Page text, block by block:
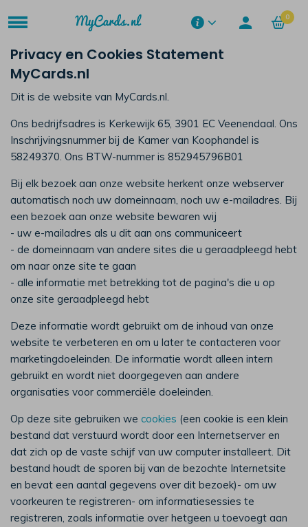
0
Privacy en Cookies Statement
MyCards.nl
Dit is de website van MyCards.nl.
Ons bedrijfsadres is Kerkewijk 65, 3901 EC Veenendaal. Ons
Inschrijvingsnummer bij de Kamer van Koophandel is
58249370. Ons BTW-nummer is 852945796B01
Bij elk bezoek aan onze website herkent onze webserver
automatisch noch uw domeinnaam, noch uw e-mailadres. Bij
een bezoek aan onze website bewaren wij
- uw e-mailadres als u dit aan ons communiceert
- de domeinnaam van andere sites die u geraadpleegd hebt
om naar onze site te gaan
- alle informatie met betrekking tot de pagina's die u op
onze site geraadpleegd hebt
Deze informatie wordt gebruikt om de inhoud van onze
website te verbeteren en om u later te contacteren voor
marketingdoeleinden. De informatie wordt alleen intern
gebruikt en wordt niet doorgegeven aan andere
organisaties voor commerciële doeleinden.
Op deze site gebruiken we cookies (een cookie is een klein
bestand dat verstuurd wordt door een Internetserver en
dat zich op de vaste schijf van uw computer installeert. Dit
bestand houdt de sporen bij van de bezochte Internetsite
en bevat een aantal gegevens over dit bezoek)- om uw
voorkeuren te registreren- om informatiesessies te
registreren, zoals informatie over hetgeen u toevoegt aan